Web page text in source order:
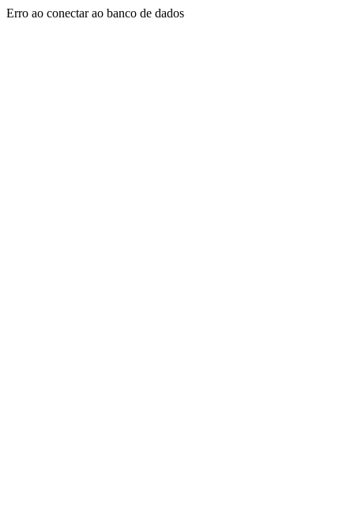
Erro ao conectar ao banco de dados